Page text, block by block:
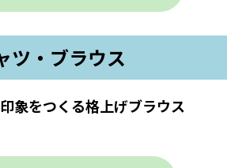
ツ・ブラウス
象をつくる格上げブラウス